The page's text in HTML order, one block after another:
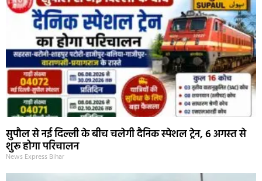
सुपौल से नई दिल्ली के बीच चलेगी दैनिक स्पेशल ट्रेन, 6 अगस्त से
शुरू होगा परिचालन
News Express Bihar